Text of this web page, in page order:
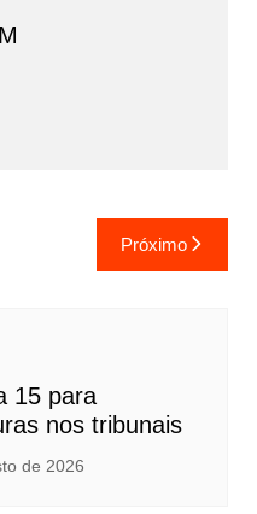
Próximo
15 para
nos tribunais
de 2026